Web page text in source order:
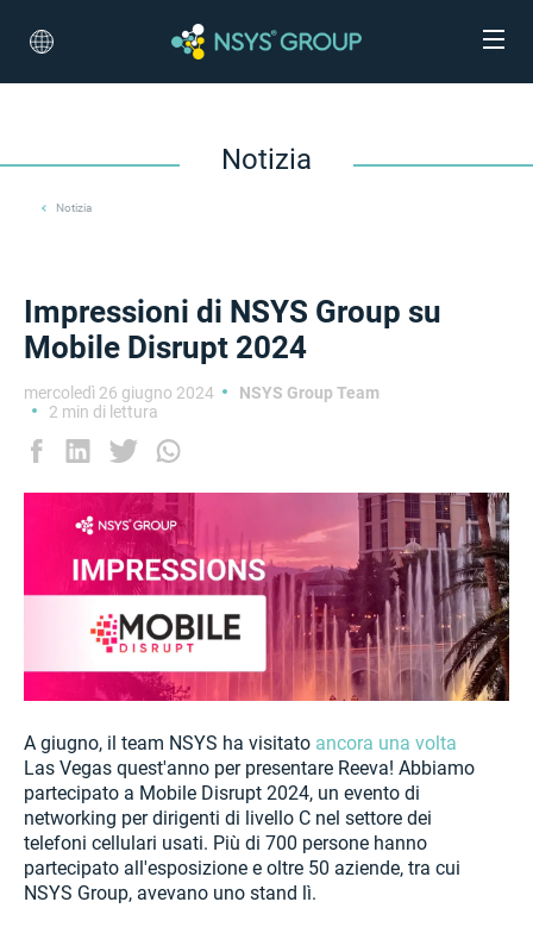
Notizia
Notizia
Impressioni di NSYS Group su
Mobile Disrupt 2024
mercoledì 26 giugno 2024
NSYS Group Team
2 min di lettura
A giugno, il team NSYS ha visitato ancora una volta
Las Vegas quest'anno per presentare Reeva! Abbiamo
partecipato a Mobile Disrupt 2024, un evento di
networking per dirigenti di livello C nel settore dei
telefoni cellulari usati. Più di 700 persone hanno
partecipato all'esposizione e oltre 50 aziende, tra cui
NSYS Group, avevano uno stand lì.